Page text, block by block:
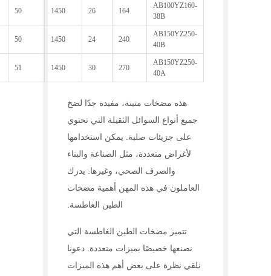
AB100YZ160-
38B
164
26
1450
50
AB150YZ250-
40B
240
24
1450
50
AB150YZ250-
40A
270
30
1450
51
هذه مضخات متينة، مفيدة جدًا لضخ
جميع أنواع السوائل الثقيلة التي تحتوي
على جزيئات صلبة. يمكن استخدامها
لأغراض متعددة، مثل الصناعة والبناء
والصرف الصحي، وغيرها. يدرك
العاملون في هذه المهن أهمية مضخات
الطين الغاطسة.
تتميز مضخات الطين الغاطسة التي
نصنعها خصيصًا بميزات متعددة. دعونا
نلقي نظرة على بعض أهم هذه الميزات